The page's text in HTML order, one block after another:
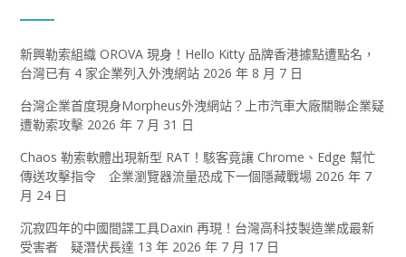
新興勒索組織 OROVA 現身！Hello Kitty 品牌香港據點遭點名，
台灣已有 4 家企業列入外洩網站 2026 年 8 月 7 日
台灣企業首度現身Morpheus外洩網站？上市汽車大廠關聯企業疑
遭勒索攻擊 2026 年 7 月 31 日
Chaos 勒索軟體出現新型 RAT！駭客竟讓 Chrome、Edge 幫忙
傳送攻擊指令 企業瀏覽器流量恐成下一個隱藏戰場 2026 年 7
月 24 日
沉寂四年的中國間諜工具Daxin 再現！台灣高科技製造業成最新
受害者 疑潛伏長達 13 年 2026 年 7 月 17 日